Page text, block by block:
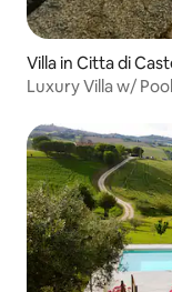
Villa in Citta di
Luxury Villa w/